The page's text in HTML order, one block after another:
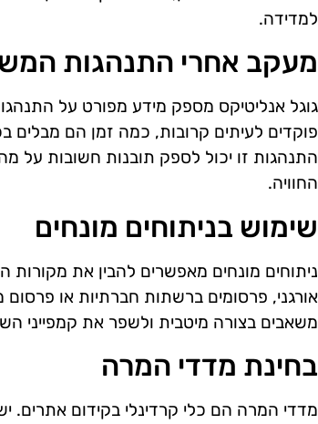
למדידה.
מעקב אחרי התנהגות
גוגל אנליטיקס מספק מידע מפורט על
פוקדים לעיתים קרובות, כמה זמן הם מבלים
התנהגות זו יכול לספק תובנות חשובות על
החוויה.
שימוש בניתוחים מונחים
ניתוחים מונחים מאפשרים להבין את
אורגני, פרסומים ברשתות חברתיות או
משאבים בצורה מיטבית ולשפר את קמפייני
בחינת מדדי המרה
מדדי המרה הם כלי קרדינלי בקידום אתרים.